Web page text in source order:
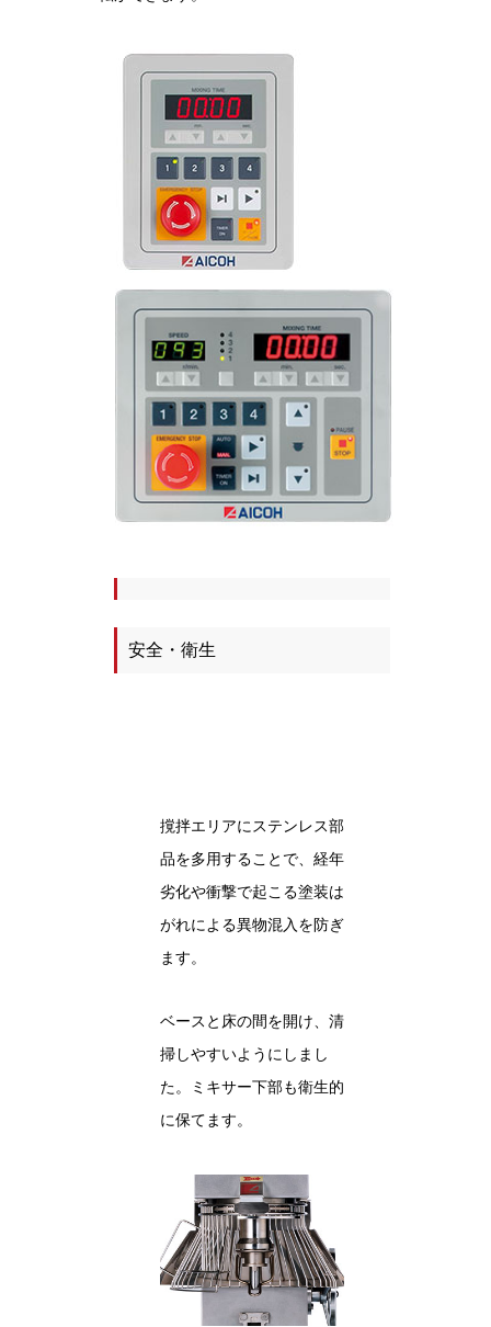
安全・衛生
撹拌エリアにステンレス部
品を多用することで、経年
劣化や衝撃で起こる塗装は
がれによる異物混入を防ぎ
ます。
ベースと床の間を開け、清
掃しやすいようにしまし
た。ミキサー下部も衛生的
に保てます。